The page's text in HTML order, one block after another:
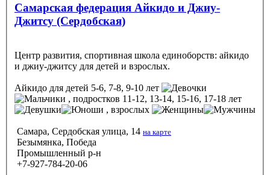
Самарская федерация Айкидо и Джиу-
Джитсу (Сердобская)
Центр развития, спортивная школа единоборств: айкидо
и джиу-джитсу для детей и взрослых.
Айкидо для детей 5-6, 7-8, 9-10 лет
, подростков 11-12, 13-14, 15-16, 17-18 лет
, взрослых
Самара, Сердобская улица, 14 на карте
Безымянка, Победа
Промышленный р-н
+7-927-784-20-06